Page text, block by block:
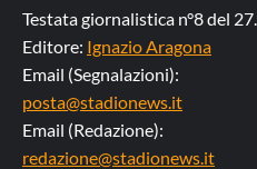
Testata giornalistica n°8 del
Editore: Ignazio Aragona
Email (Segnalazioni):
posta@stadionews.it
Email (Redazione):
redazione@stadionews.it